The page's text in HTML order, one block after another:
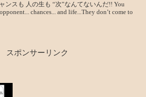
ンスも 人の生も “次”なんてないんだ!! You
chances... and life...They don’t come to
スポンサーリンク